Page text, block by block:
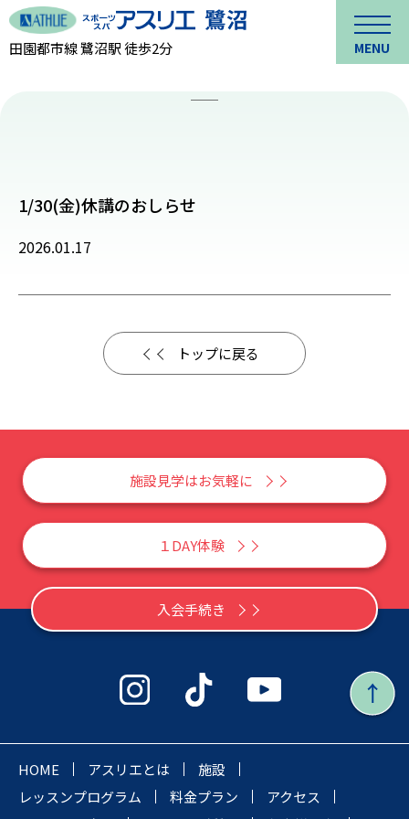
田園都市線 鷺沼駅 徒歩2分 MENU
1/30(金)休講のおしらせ
2026.01.17
トップに戻る
施設見学はお気軽に
１DAY体験
入会手続き
HOME アスリエとは
施設
レッスンプログラム
料金プラン
アクセス